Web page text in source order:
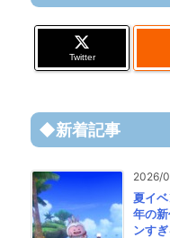
Twitter
◆新着記事
2026/
夏イ
年の
ンすぎ